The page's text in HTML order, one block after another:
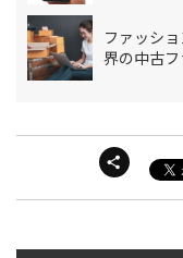
ファッシ
界の中古